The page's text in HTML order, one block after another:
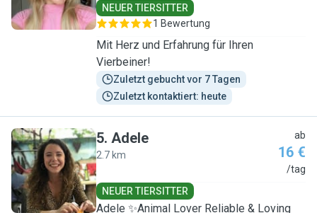
NEUER TIERSITTER
1 Bewertung
Mit Herz und Erfahrung für Ihren
Vierbeiner!
Zuletzt gebucht vor 7 Tagen
Zuletzt kontaktiert: heute
A
5. Adele
2.7 km
ab
16 €
/tag
NEUER TIERSITTER
Adele ✨Animal Lover Reliable & Loving